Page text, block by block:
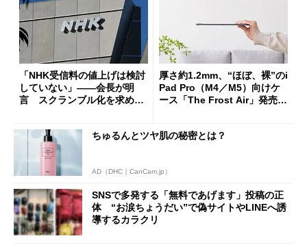
「NHK受信料の値上げは検討
していない」――会長が明
言 スクランブル化を求める
厚さ約1.2mm、“ほぼ、裸”のi
Pad Pro（M4／M5）向けケ
ース「The Frost Air」発売
ちゅるんとツヤ肌の秘密とは？
AD（DHC｜CanCam.jp）
SNSで多発する「無料であげます」投稿の正
体 “お涙ちょうだい”で偽サイトやLINEへ誘
導するカラクリ